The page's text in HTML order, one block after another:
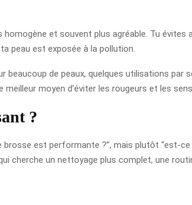
et souvent plus agréable. Tu évites
peau est exposée à la pollution.
beaucoup de peaux, quelques utilisations
moyen d’éviter les rougeurs et les
?
est performante ?”, mais plutôt “est-ce
cherche un nettoyage plus complet, une